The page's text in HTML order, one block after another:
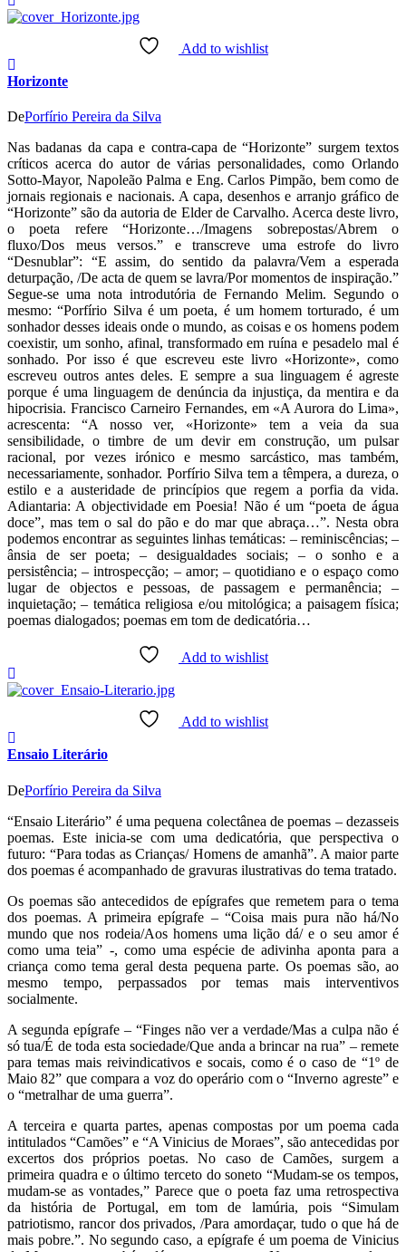
Add to wishlist
Horizonte
DePorfírio Pereira da Silva
Nas badanas da capa e contra-capa de “Horizonte” surgem textos
críticos acerca do autor de várias personalidades, como Orlando
Sotto-Mayor, Napoleão Palma e Eng. Carlos Pimpão, bem como de
jornais regionais e nacionais. A capa, desenhos e arranjo gráfico de
“Horizonte” são da autoria de Elder de Carvalho. Acerca deste livro,
o poeta refere “Horizonte…/Imagens sobrepostas/Abrem o
fluxo/Dos meus versos.” e transcreve uma estrofe do livro
“Desnublar”: “E assim, do sentido da palavra/Vem a esperada
deturpação, /De acta de quem se lavra/Por momentos de inspiração.”
Segue-se uma nota introdutória de Fernando Melim. Segundo o
mesmo: “Porfírio Silva é um poeta, é um homem torturado, é um
sonhador desses ideais onde o mundo, as coisas e os homens podem
coexistir, um sonho, afinal, transformado em ruína e pesadelo mal é
sonhado. Por isso é que escreveu este livro «Horizonte», como
escreveu outros antes deles. E sempre a sua linguagem é agreste
porque é uma linguagem de denúncia da injustiça, da mentira e da
hipocrisia. Francisco Carneiro Fernandes, em «A Aurora do Lima»,
acrescenta: “A nosso ver, «Horizonte» tem a veia da sua
sensibilidade, o timbre de um devir em construção, um pulsar
racional, por vezes irónico e mesmo sarcástico, mas também,
necessariamente, sonhador. Porfírio Silva tem a têmpera, a dureza, o
estilo e a austeridade de princípios que regem a porfia da vida.
Adiantaria: A objectividade em Poesia! Não é um “poeta de água
doce”, mas tem o sal do pão e do mar que abraça…”. Nesta obra
podemos encontrar as seguintes linhas temáticas: – reminiscências; –
ânsia de ser poeta; – desigualdades sociais; – o sonho e a
persistência; – introspecção; – amor; – quotidiano e o espaço como
lugar de objectos e pessoas, de passagem e permanência; –
inquietação; – temática religiosa e/ou mitológica; a paisagem física;
poemas dialogados; poemas em tom de dedicatória…
Add to wishlist
Add to wishlist
Ensaio Literário
DePorfírio Pereira da Silva
“Ensaio Literário” é uma pequena colectânea de poemas – dezasseis
poemas. Este inicia-se com uma dedicatória, que perspectiva o
futuro: “Para todas as Crianças/ Homens de amanhã”. A maior parte
dos poemas é acompanhado de gravuras ilustrativas do tema tratado.
Os poemas são antecedidos de epígrafes que remetem para o tema
dos poemas. A primeira epígrafe – “Coisa mais pura não há/No
mundo que nos rodeia/Aos homens uma lição dá/ e o seu amor é
como uma teia” -, como uma espécie de adivinha aponta para a
criança como tema geral desta pequena parte. Os poemas são, ao
mesmo tempo, perpassados por temas mais interventivos
socialmente.
A segunda epígrafe – “Finges não ver a verdade/Mas a culpa não é
só tua/É de toda esta sociedade/Que anda a brincar na rua” – remete
para temas mais reivindicativos e socais, como é o caso de “1º de
Maio 82” que compara a voz do operário com o “Inverno agreste” e
o “metralhar de uma guerra”.
A terceira e quarta partes, apenas compostas por um poema cada
intitulados “Camões” e “A Vinicius de Moraes”, são antecedidas por
excertos dos próprios poetas. No caso de Camões, surgem a
primeira quadra e o último terceto do soneto “Mudam-se os tempos,
mudam-se as vontades,” Parece que o poeta faz uma retrospectiva
da história de Portugal, em tom de lamúria, pois “Simulam
patriotismo, rancor dos privados, /Para amordaçar, tudo o que há de
mais pobre.”. No segundo caso, a epígrafe é um poema de Vinicius